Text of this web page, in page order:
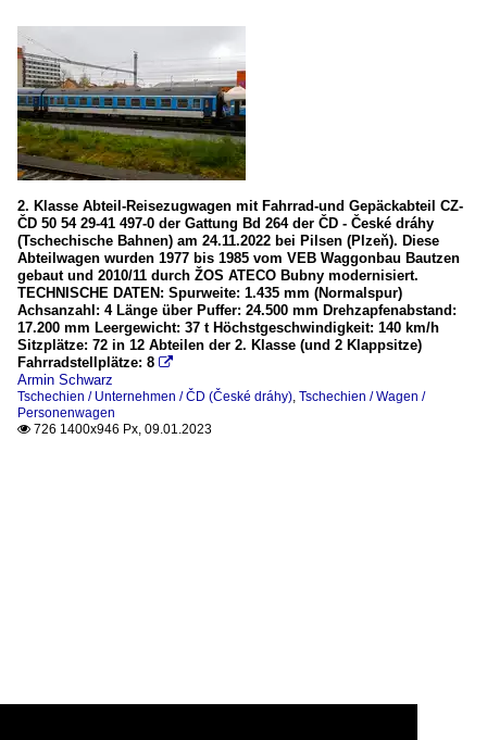
2. Klasse Abteil-Reisezugwagen mit Fahrrad-und Gepäckabteil CZ-
ČD 50 54 29-41 497-0 der Gattung Bd 264 der ČD - České dráhy
(Tschechische Bahnen) am 24.11.2022 bei Pilsen (Plzeň). Diese
Abteilwagen wurden 1977 bis 1985 vom VEB Waggonbau Bautzen
gebaut und 2010/11 durch ŽOS ATECO Bubny modernisiert.
TECHNISCHE DATEN: Spurweite: 1.435 mm (Normalspur)
Achsanzahl: 4 Länge über Puffer: 24.500 mm Drehzapfenabstand:
17.200 mm Leergewicht: 37 t Höchstgeschwindigkeit: 140 km/h
Sitzplätze: 72 in 12 Abteilen der 2. Klasse (und 2 Klappsitze)
Fahrradstellplätze: 8 
Armin Schwarz
Tschechien / Unternehmen / ČD (České dráhy) Tschechien / Wagen /
Personenwagen
 726 1400x946 Px, 09.01.2023